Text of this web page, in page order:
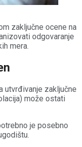
zaključne ocene na
odgovaranje
mera.
utvrđivanje zaključne
može ostati
je posebno